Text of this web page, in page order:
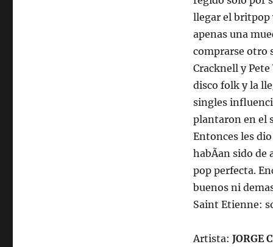
llegar el britpop
apenas una
comprarse otro
Cracknell y
disco folk y la
singles
plantaron en el
Entonces les
habÃ­an sido de
pop perfecta.
buenos ni
Saint Etienne:
Artista: JORGE